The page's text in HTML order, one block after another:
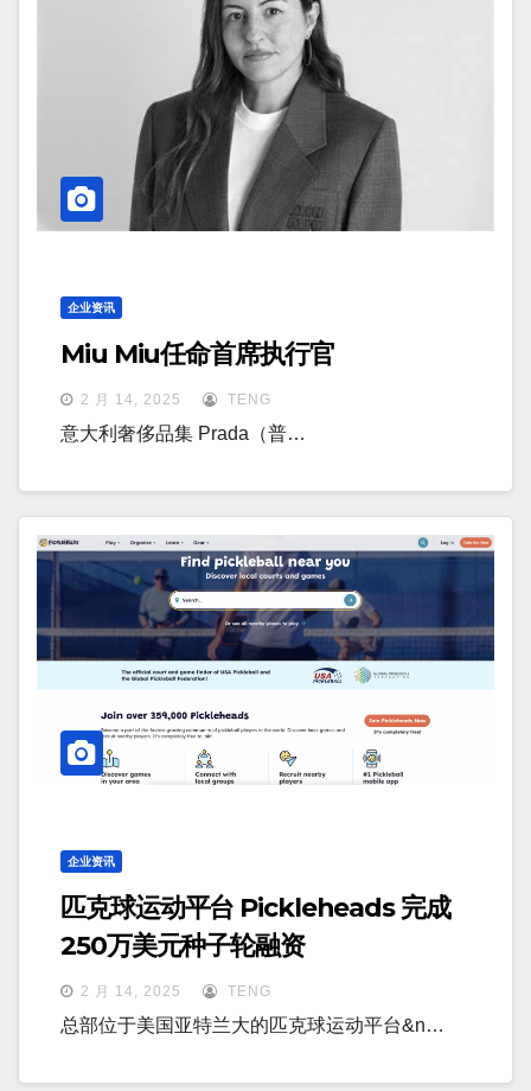
企业资讯
Miu Miu任命首席执行官
2 月 14, 2025 TENG
意大利奢侈品集 Prada（普…
企业资讯
匹克球运动平台 Pickleheads 完成
250万美元种子轮融资
2 月 14, 2025 TENG
总部位于美国亚特兰大的匹克球运动平台&n…